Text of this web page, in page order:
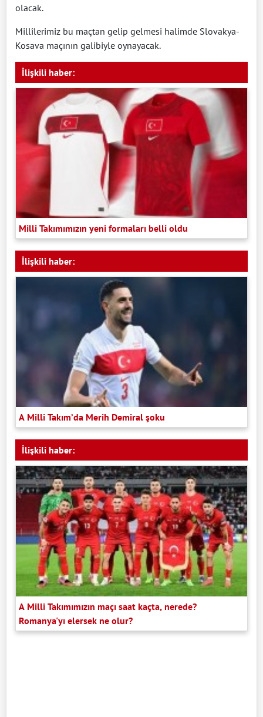
olacak.
Millîlerimiz bu maçtan gelip gelmesi halimde Slovakya-
Kosava maçının galibiyle oynayacak.
İlişkili haber:
Milli Takımımızın yeni formaları belli oldu
İlişkili haber:
A Milli Takım’da Merih Demiral şoku
İlişkili haber:
A Milli Takımımızın maçı saat kaçta, nerede?
Romanya'yı elersek ne olur?